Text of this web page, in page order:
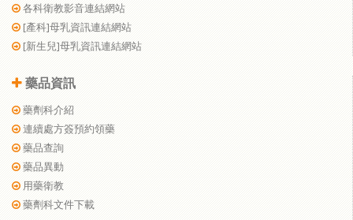
各科衛教影音連結網站
[產科]母乳資訊連結網站
[新生兒]母乳資訊連結網站
藥品資訊
藥劑科介紹
連續處方簽預約領藥
藥品查詢
藥品異動
用藥衛教
藥劑科文件下載